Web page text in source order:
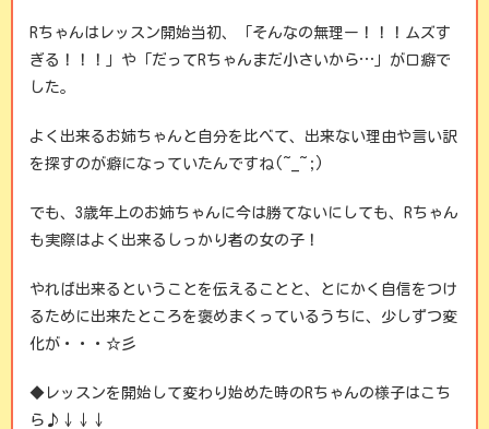
Rちゃんはレッスン開始当初、「そんなの無理ー！！！ムズす
ぎる！！！」や「だってRちゃんまだ小さいから…」が口癖で
した。
よく出来るお姉ちゃんと自分を比べて、出来ない理由や言い訳
を探すのが癖になっていたんですね(~_~;)
でも、3歳年上のお姉ちゃんに今は勝てないにしても、Rちゃん
も実際はよく出来るしっかり者の女の子！
やれば出来るということを伝えることと、とにかく自信をつけ
るために出来たところを褒めまくっているうちに、少しずつ変
化が・・・☆彡
◆レッスンを開始して変わり始めた時のRちゃんの様子はこち
ら♪↓↓↓